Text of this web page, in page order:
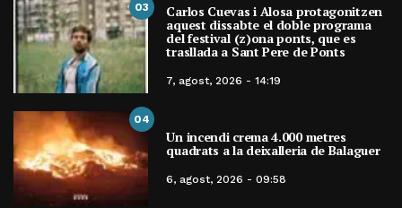
03 Carlos Cuevas i Alosa protagonitzen
aquest dissabte el doble programa
del festival (z)ona ponts, que es
trasllada a Sant Pere de Ponts
7, agost, 2026 - 14:19
04
Un incendi crema 4.000 metres
quadrats a la deixalleria de Balaguer
6, agost, 2026 - 09:58